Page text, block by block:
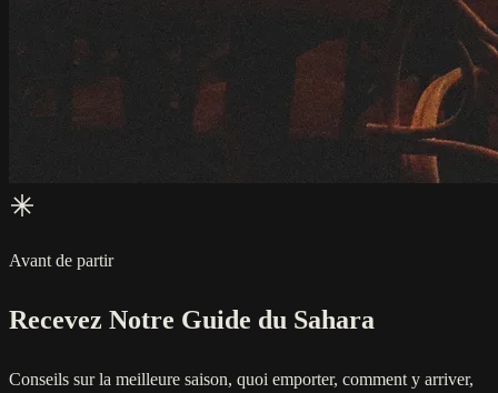
Avant de partir
Recevez Notre Guide du Sahara
Conseils sur la meilleure saison, quoi emporter, comment y arriver,